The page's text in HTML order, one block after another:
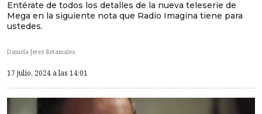
Entérate de todos los detalles de la nueva teleserie de
Mega en la siguiente nota que Radio Imagina tiene para
ustedes.
Daniela Jerez Retamales
17 julio, 2024 a las 14:01